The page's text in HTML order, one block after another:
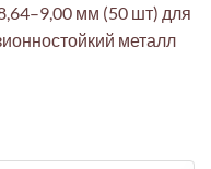
мм (50 шт) для
металл